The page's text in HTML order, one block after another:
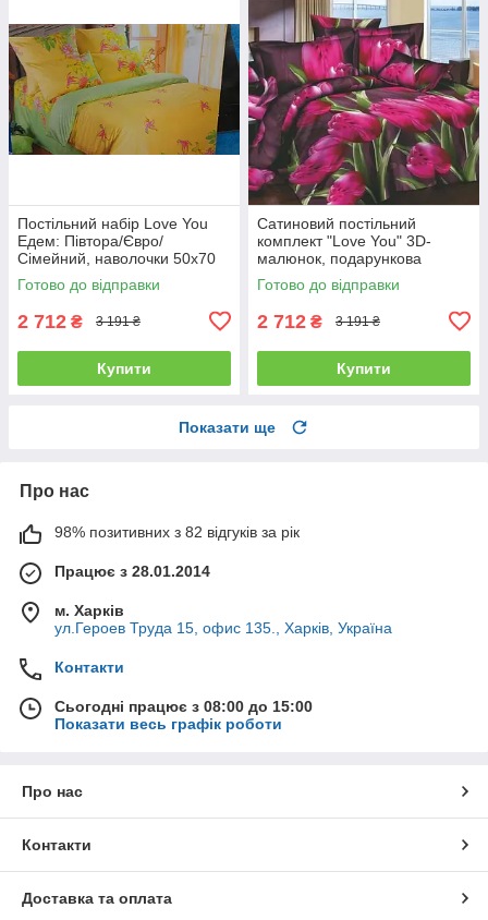
Постільний набір Love You
Едем: Півтора/Євро/
Сімейний, наволочки 50x70
полуторний
Готово до відправки
2 712 ₴ 3 191 ₴
Купити
Сатиновий постільний
комплект "Love You" 3D-
малюнок, подарункова
упаковка полуторний
Готово до відправки
2 712 ₴ 3 191 ₴
Купити
Показати ще
Про нас
98% позитивних з 82 відгуків за рік
Працює з 28.01.2014
м. Харків
ул.Героев Труда 15, офис 135., Харків, Україна
Контакти
Сьогодні працює з 08:00 до 15:00
Показати весь графік роботи
Про нас
Контакти
Доставка та оплата